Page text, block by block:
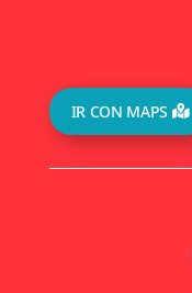
IR CON MAPS